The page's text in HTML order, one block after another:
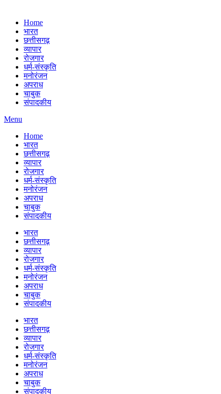
Home
भारत
छत्तीसगढ़
व्यापार
रोजगार
धर्म-संस्कृति
मनोरंजन
अपराध
चाबुक
संपादकीय
Menu
Home
भारत
छत्तीसगढ़
व्यापार
रोजगार
धर्म-संस्कृति
मनोरंजन
अपराध
चाबुक
संपादकीय
भारत
छत्तीसगढ़
व्यापार
रोजगार
धर्म-संस्कृति
मनोरंजन
अपराध
चाबुक
संपादकीय
भारत
छत्तीसगढ़
व्यापार
रोजगार
धर्म-संस्कृति
मनोरंजन
अपराध
चाबुक
संपादकीय